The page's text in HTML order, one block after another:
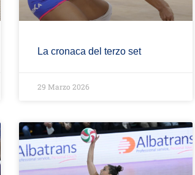
La cronaca del terzo set
29 Marzo 2026